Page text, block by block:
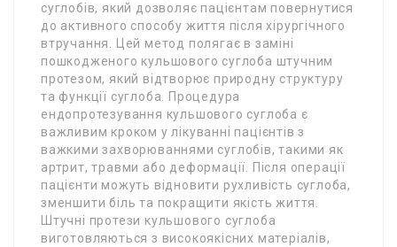
суглобів, який дозволяє пацієнтам повернутися
до активного способу життя після хірургічного
втручання. Цей метод полягає в заміні
пошкодженого кульшового суглоба штучним
протезом, який відтворює природну структуру
та функції суглоба. Процедура
ендопротезування кульшового суглоба є
важливим кроком у лікуванні пацієнтів з
важкими захворюваннями суглобів, такими як
артрит, травми або деформації. Після операції
пацієнти можуть відновити рухливість суглоба,
зменшити біль та покращити якість життя.
Штучні протези кульшового суглоба
виготовляються з високоякісних матеріалів,